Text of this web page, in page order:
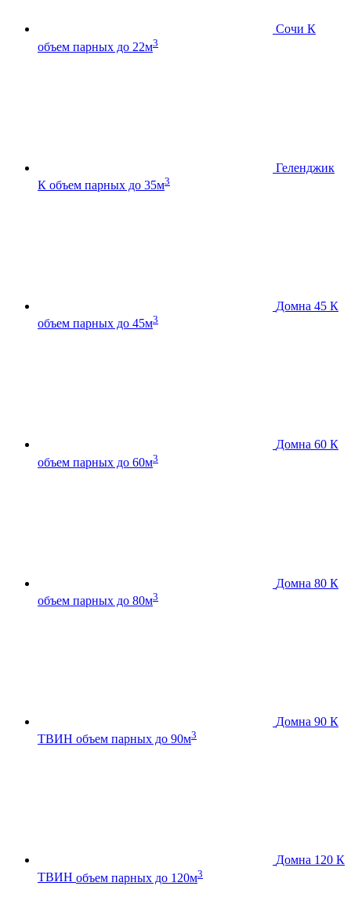
Сочи К
объем парных до 22м3
Геленджик
К объем парных до 35м3
Домна 45 К
объем парных до 45м3
Домна 60 К
объем парных до 60м3
Домна 80 К
объем парных до 80м3
Домна 90 К
ТВИН объем парных до 90м3
Домна 120 К
ТВИН объем парных до 120м3